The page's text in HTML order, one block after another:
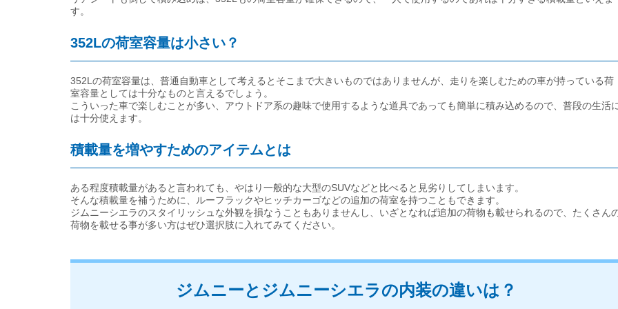
す。
352Lの荷室容量は小さい？
352Lの荷室容量は、普通自動車として考えるとそこまで大きいものではありませんが、走りを楽しむための車が持っている荷
室容量としては十分なものと言えるでしょう。
こういった車で楽しむことが多い、アウトドア系の趣味で使用するような道具であっても簡単に積み込めるので、普段の生活
は十分使えます。
積載量を増やすためのアイテムとは
ある程度積載量があると言われても、やはり一般的な大型のSUVなどと比べると見劣りしてしまいます。
そんな積載量を補うために、ルーフラックやヒッチカーゴなどの追加の荷室を持つこともできます。
ジムニーシエラのスタイリッシュな外観を損なうこともありませんし、いざとなれば追加の荷物も載せられるので、たくさん
荷物を載せる事が多い方はぜひ選択肢に入れてみてください。
ジムニーとジムニーシエラの内装の違いは？